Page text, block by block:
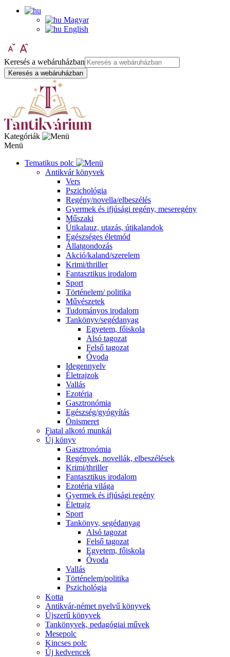
Magyar
English
Keresés a webáruházban
Keresés a webáruházban
Kategóriák
Menü
Tematikus polc
Antikvár könyvek
Vers
Pszichológia
Regény/novella/elbeszélés
Gyermek és ifjúsági regény, meseregény
Műszaki
Útikalauz, utazás, útikalandok
Egészséges életmód
Állatgondozás
Akció/kaland/szerelem
Krimi/thriller
Fantasztikus irodalom
Sport
Történelem/ politika
Művészetek
Tudományos irodalom
Tankönyv/segédanyag
Egyetem, főiskola
Alsó tagozat
Felső tagozat
Óvoda
Idegennyelv
Életrajzok
Vallás
Ezotéria
Gasztronómia
Egészség/gyógyítás
Önismeret
Fiatal alkotó munkái
Új könyv
Gasztronómia
Regények, novellák, elbeszélések
Krimi/thriller
Fantasztikus irodalom
Ezotéria világa
Gyermek és ifjúsági regény
Életrajz
Sport
Tankönyv, segédanyag
Alsó tagozat
Felső tagozat
Egyetem, főiskola
Óvoda
Vallás
Történelem/politika
Pszichológia
Kotta
Antikvár-német nyelvű könyvek
Újszerű könyvek
Tankönyvek, pedagógiai művek
Mesepolc
Kincses polc
Új kedvencek